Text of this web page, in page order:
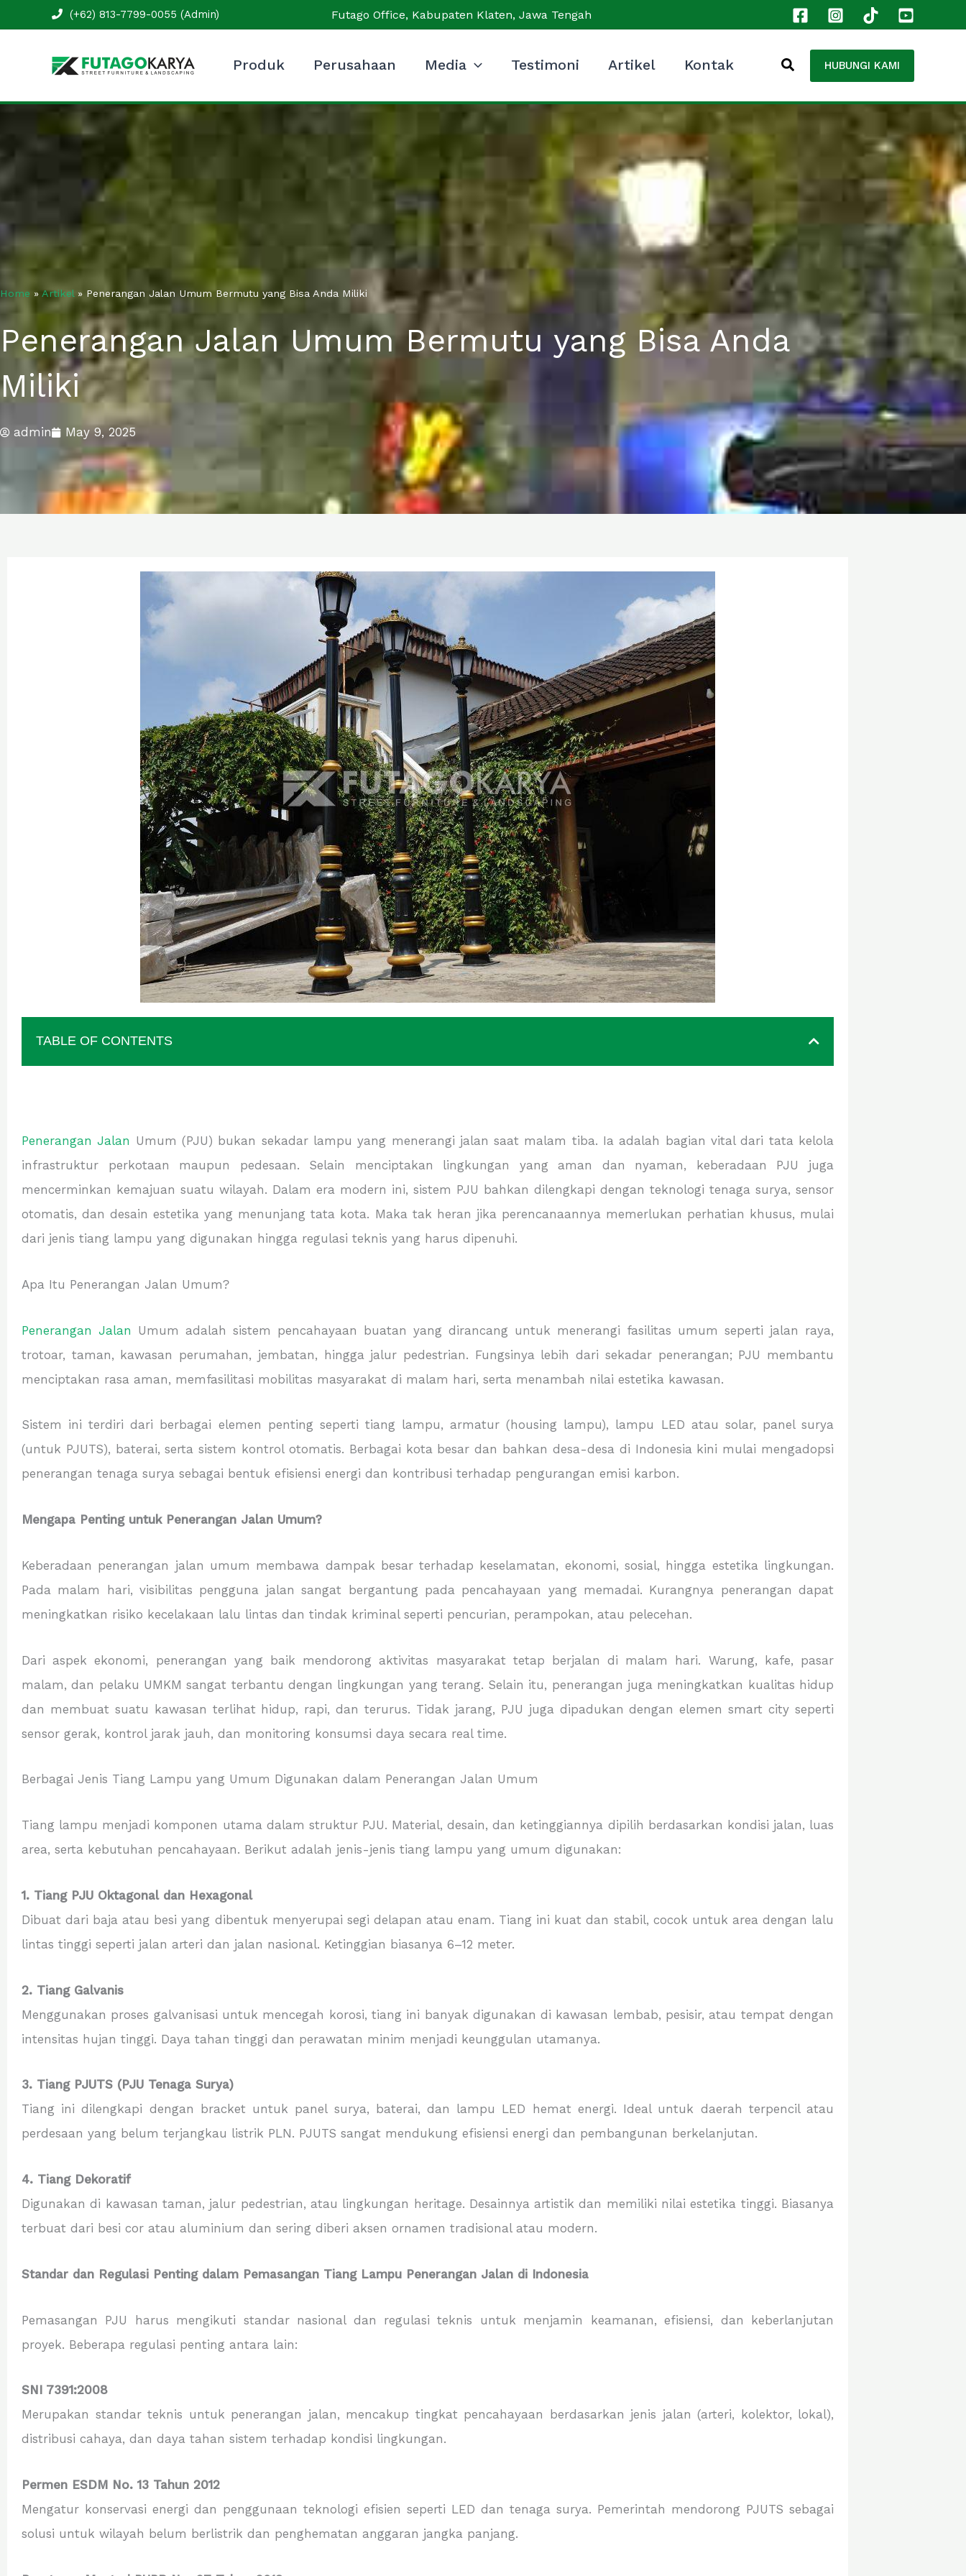
to
(+62) 813-7799-0055 (Admin) Futago Office, Kabupaten Klaten, Jawa Tengah
Produk Perusahaan Media Testimoni Artikel Kontak HUBUNGI KAMI
Home » Artikel» Penerangan Jalan Umum Bermutu yang Bisa Anda Miliki
Penerangan Jalan Umum Bermutu yang Bisa Anda
Miliki
admin May 9, 2025
TABLE OF CONTENTS
Penerangan Jalan Umum (PJU) bukan sekadar lampu yang menerangi jalan saat malam tiba. Ia adalah bagian vital dari tata kelola
infrastruktur perkotaan maupun pedesaan. Selain menciptakan lingkungan yang aman dan nyaman, keberadaan PJU juga
mencerminkan kemajuan suatu wilayah. Dalam era modern ini, sistem PJU bahkan dilengkapi dengan teknologi tenaga surya, sensor
otomatis, dan desain estetika yang menunjang tata kota. Maka tak heran jika perencanaannya memerlukan perhatian khusus, mulai
dari jenis tiang lampu yang digunakan hingga regulasi teknis yang harus dipenuhi.
Apa Itu Penerangan Jalan Umum?
Penerangan Jalan Umum adalah sistem pencahayaan buatan yang dirancang untuk menerangi fasilitas umum seperti jalan raya,
trotoar, taman, kawasan perumahan, jembatan, hingga jalur pedestrian. Fungsinya lebih dari sekadar penerangan; PJU membantu
menciptakan rasa aman, memfasilitasi mobilitas masyarakat di malam hari, serta menambah nilai estetika kawasan.
Sistem ini terdiri dari berbagai elemen penting seperti tiang lampu, armatur (housing lampu), lampu LED atau solar, panel surya
(untuk PJUTS), baterai, serta sistem kontrol otomatis. Berbagai kota besar dan bahkan desa-desa di Indonesia kini mulai mengadopsi
penerangan tenaga surya sebagai bentuk efisiensi energi dan kontribusi terhadap pengurangan emisi karbon.
Mengapa Penting untuk Penerangan Jalan Umum?
Keberadaan penerangan jalan umum membawa dampak besar terhadap keselamatan, ekonomi, sosial, hingga estetika lingkungan.
Pada malam hari, visibilitas pengguna jalan sangat bergantung pada pencahayaan yang memadai. Kurangnya penerangan dapat
meningkatkan risiko kecelakaan lalu lintas dan tindak kriminal seperti pencurian, perampokan, atau pelecehan.
Dari aspek ekonomi, penerangan yang baik mendorong aktivitas masyarakat tetap berjalan di malam hari. Warung, kafe, pasar
malam, dan pelaku UMKM sangat terbantu dengan lingkungan yang terang. Selain itu, penerangan juga meningkatkan kualitas hidup
dan membuat suatu kawasan terlihat hidup, rapi, dan terurus. Tidak jarang, PJU juga dipadukan dengan elemen smart city seperti
sensor gerak, kontrol jarak jauh, dan monitoring konsumsi daya secara real time.
Berbagai Jenis Tiang Lampu yang Umum Digunakan dalam Penerangan Jalan Umum
Tiang lampu menjadi komponen utama dalam struktur PJU. Material, desain, dan ketinggiannya dipilih berdasarkan kondisi jalan, luas
area, serta kebutuhan pencahayaan. Berikut adalah jenis-jenis tiang lampu yang umum digunakan:
1. Tiang PJU Oktagonal dan Hexagonal
Dibuat dari baja atau besi yang dibentuk menyerupai segi delapan atau enam. Tiang ini kuat dan stabil, cocok untuk area dengan lalu
lintas tinggi seperti jalan arteri dan jalan nasional. Ketinggian biasanya 6–12 meter.
2. Tiang Galvanis
Menggunakan proses galvanisasi untuk mencegah korosi, tiang ini banyak digunakan di kawasan lembab, pesisir, atau tempat dengan
intensitas hujan tinggi. Daya tahan tinggi dan perawatan minim menjadi keunggulan utamanya.
3. Tiang PJUTS (PJU Tenaga Surya)
Tiang ini dilengkapi dengan bracket untuk panel surya, baterai, dan lampu LED hemat energi. Ideal untuk daerah terpencil atau
perdesaan yang belum terjangkau listrik PLN. PJUTS sangat mendukung efisiensi energi dan pembangunan berkelanjutan.
4. Tiang Dekoratif
Digunakan di kawasan taman, jalur pedestrian, atau lingkungan heritage. Desainnya artistik dan memiliki nilai estetika tinggi. Biasanya
terbuat dari besi cor atau aluminium dan sering diberi aksen ornamen tradisional atau modern.
Standar dan Regulasi Penting dalam Pemasangan Tiang Lampu Penerangan Jalan di Indonesia
Pemasangan PJU harus mengikuti standar nasional dan regulasi teknis untuk menjamin keamanan, efisiensi, dan keberlanjutan
proyek. Beberapa regulasi penting antara lain:
SNI 7391:2008
Merupakan standar teknis untuk penerangan jalan, mencakup tingkat pencahayaan berdasarkan jenis jalan (arteri, kolektor, lokal),
distribusi cahaya, dan daya tahan sistem terhadap kondisi lingkungan.
Permen ESDM No. 13 Tahun 2012
Mengatur konservasi energi dan penggunaan teknologi efisien seperti LED dan tenaga surya. Pemerintah mendorong PJUTS sebagai
solusi untuk wilayah belum berlistrik dan penghematan anggaran jangka panjang.